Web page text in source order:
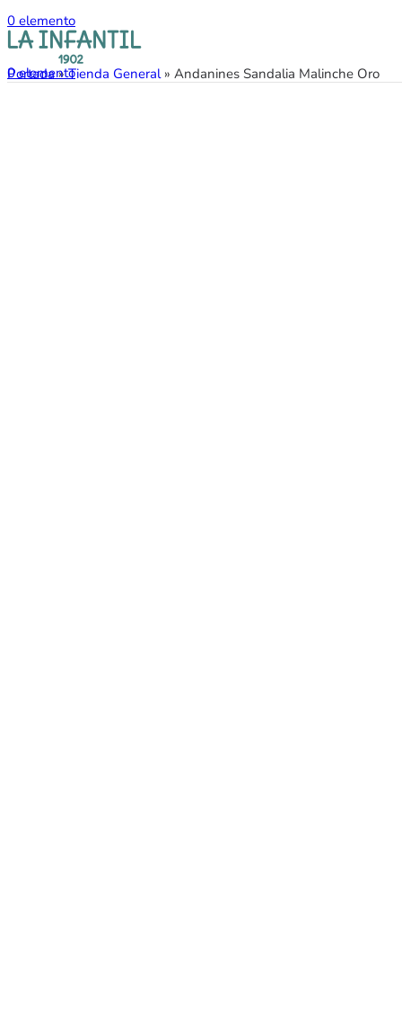
0 elemento
0elemento
Portada»Tienda General» Andanines Sandalia Malinche Oro